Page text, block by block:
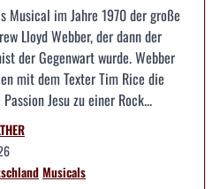
Musical im Jahre 1970 der große
Lloyd Webber, der dann der
der Gegenwart wurde. Webber
mit dem Texter Tim Rice die
Jesu zu einer Rock...
Musicals